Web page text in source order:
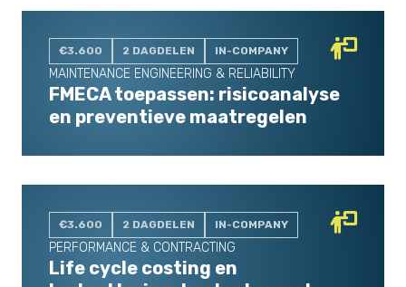
€3.600 2 DAGDELEN IN-COMPANY
MAINTENANCE ENGINEERING & RELIABILITY
FMECA toepassen: risicoanalyse
en preventieve maatregelen
€3.600 2 DAGDELEN IN-COMPANY
PERFORMANCE & CONTRACTING
Life cycle costing en